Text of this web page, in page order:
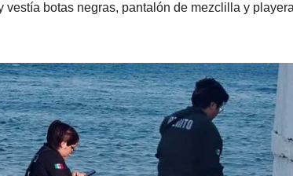
vestía botas negras, pantalón de mezclilla y